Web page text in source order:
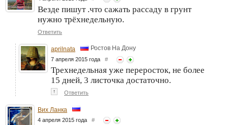
Везде пишут .что сажать рассаду в грунт
нужно трёхнедельную.
Ответить
aprilnata Ростов На Дону
7 апреля 2015 года #
Трехнедельная уже переросток, не более
15 дней, 3 листочка достаточно.
↑ Ответить
Вих Ланка
4 апреля 2015 года #